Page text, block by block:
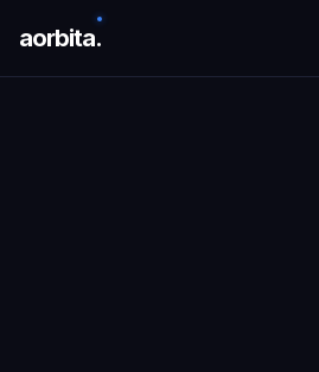
aorbita.